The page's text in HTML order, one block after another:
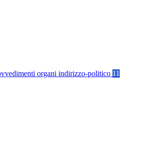
organi indirizzo-politico 11